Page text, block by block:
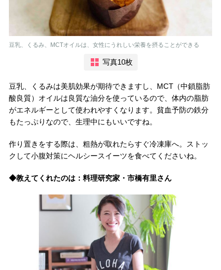
豆乳、くるみ、MCTオイルは、女性にうれしい栄養を摂ることができる
写真10枚
豆乳、くるみは美肌効果が期待できますし、MCT（中鎖脂肪
酸良質）オイルは良質な油分を使っているので、体内の脂肪
がエネルギーとして使われやすくなります。貧血予防の鉄分
もたっぷりなので、生理中にもいいですね。
作り置きをする際は、粗熱が取れたらすぐ冷凍庫へ。ストッ
クして小腹対策にヘルシースイーツを食べてくださいね。
◆教えてくれたのは：料理研究家・市橋有里さん